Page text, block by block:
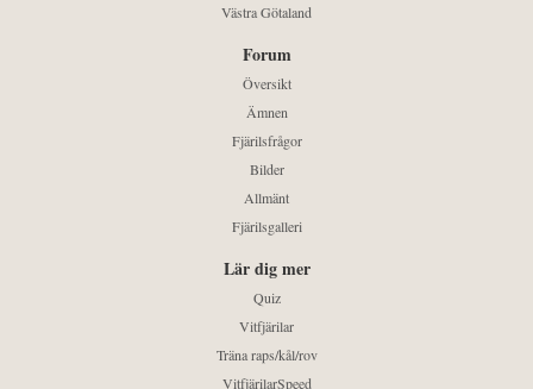
Västra Götaland
Forum
Översikt
Ämnen
Fjärilsfrågor
Bilder
Allmänt
Fjärilsgalleri
Lär dig mer
Quiz
Vitfjärilar
Träna raps/kål/rov
VitfjärilarSpeed